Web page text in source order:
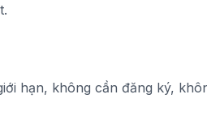
hạn, không cần đăng ký,